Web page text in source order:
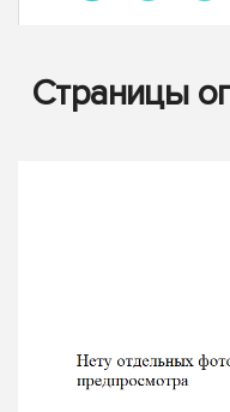
Страницы